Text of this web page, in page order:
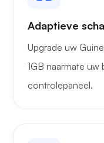
Adaptieve
Upgrade uw
1GB naarmate
controlepaneel.